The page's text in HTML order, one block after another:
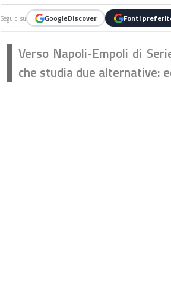
Seguici su GoogleDiscover Fonti
Verso Napoli-Empoli di
che studia due alternative: